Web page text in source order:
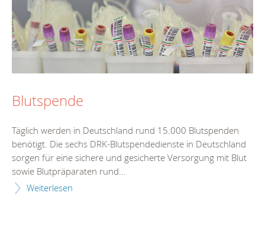
Blutspende
Täglich werden in Deutschland rund 15.000 Blutspenden
benötigt. Die sechs DRK-Blutspendedienste in Deutschland
sorgen für eine sichere und gesicherte Versorgung mit Blut
sowie Blutpräparaten rund...
Weiterlesen